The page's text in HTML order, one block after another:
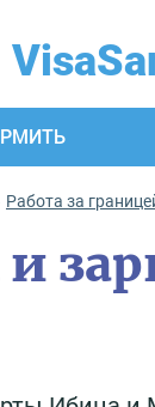
Работа за
и